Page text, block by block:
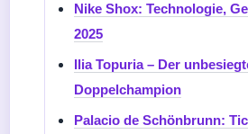
Nike Shox: Technologie,
2025
Ilia Topuria – Der
Doppelchampion
Palacio de Schönbrunn: